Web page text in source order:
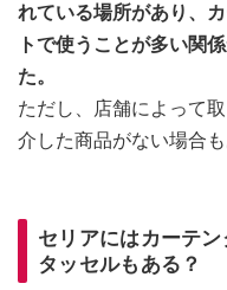
れている場所があり、
トで使うことが多い関
た。
ただし、店舗によって
介した商品がない場合
セリアにはカーテ
タッセルもある？